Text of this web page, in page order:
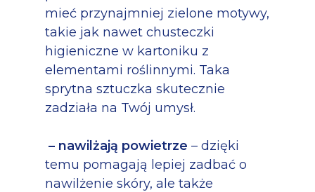
mieć przynajmniej zielone motywy,
takie jak nawet chusteczki
higieniczne w kartoniku z
elementami roślinnymi. Taka
sprytna sztuczka skutecznie
zadziała na Twój umysł.
– nawilżają powietrze – dzięki
temu pomagają lepiej zadbać o
nawilżenie skóry, ale także